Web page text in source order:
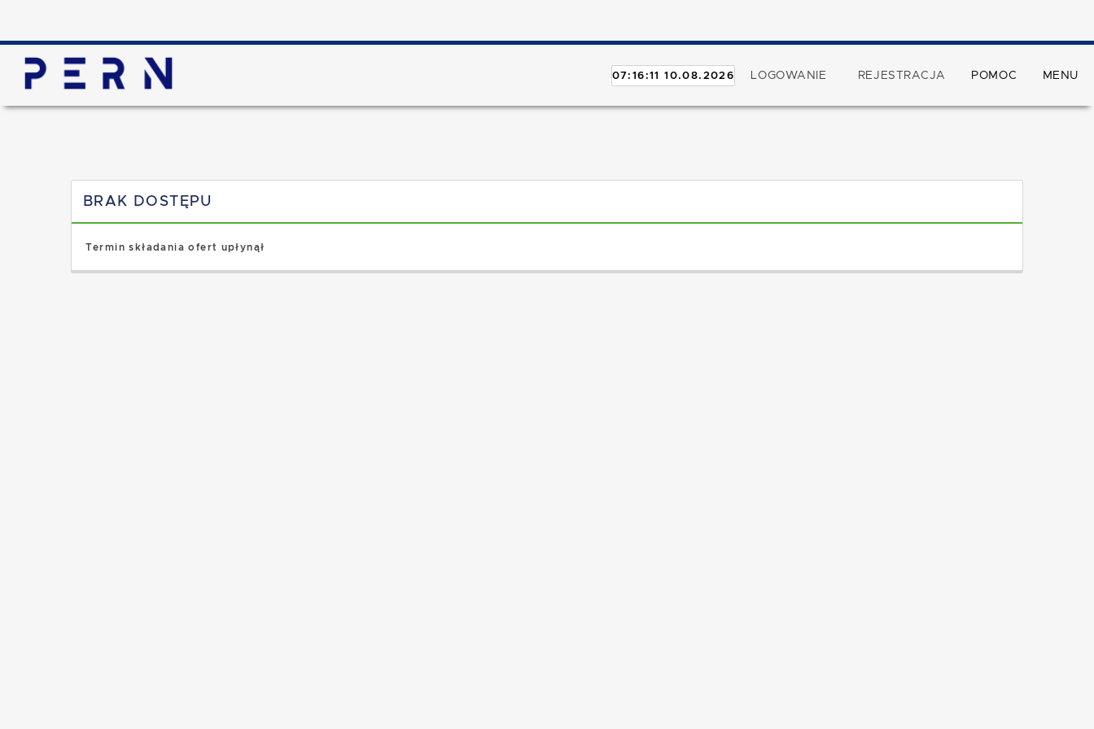
07:16:11 10.08.2026 LOGOWANIE REJESTRACJA POMOC MENU
BRAK DOSTĘPU
Termin składania ofert upłynął